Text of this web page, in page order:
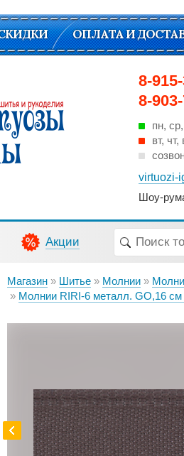
8-
8-
пн,
вт,
virtuozi-
Шоу-
ОПЛАТА И
Акции
Магазин Шитье Молнии
Молнии RIRI-6 металл. GO,16 см и 18 см, на атласной тесьме, 1 замок